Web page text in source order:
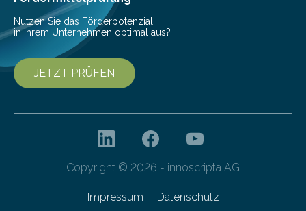
Nutzen Sie das Förderpotenzial
in Ihrem Unternehmen optimal aus?
JETZT PRÜFEN
Copyright © 2026 - innoscripta AG
Impressum Datenschutz